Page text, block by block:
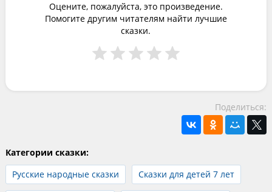
Оцените, пожалуйста, это произведение.
Помогите другим читателям найти лучшие
сказки.
Поделиться:
Категории сказки:
Русские народные сказки
Сказки для детей 7 лет